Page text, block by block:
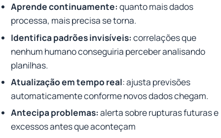
Aprende continuamente: quanto mais dados
processa, mais precisa se torna.
Identifica padrões invisíveis: correlações que
nenhum humano conseguiria perceber analisando
planilhas.
Atualização em tempo real: ajusta previsões
automaticamente conforme novos dados chegam.
Antecipa problemas: alerta sobre rupturas futuras e
excessos antes que aconteçam